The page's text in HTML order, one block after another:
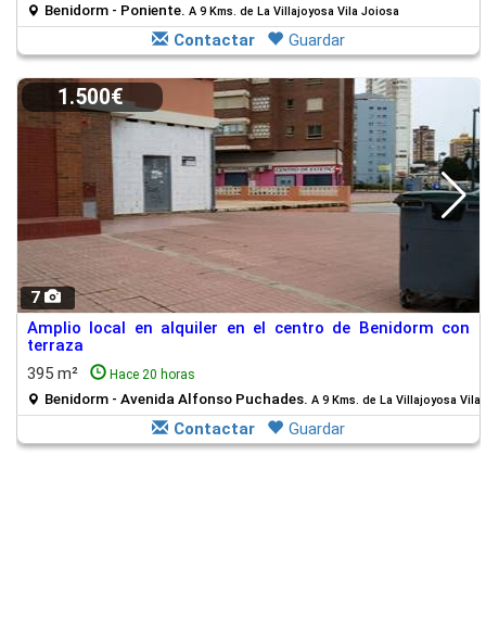
Benidorm - Poniente. A 9 Kms. de La Villajoyosa Vila Joiosa
Contactar Guardar
7
1.500€
Amplio local en alquiler en el centro de Benidorm con
terraza
395 m²
Hace 20 horas
Benidorm - Avenida Alfonso Puchades. A 9 Kms. de La Villajoyosa Vila
Contactar Guardar